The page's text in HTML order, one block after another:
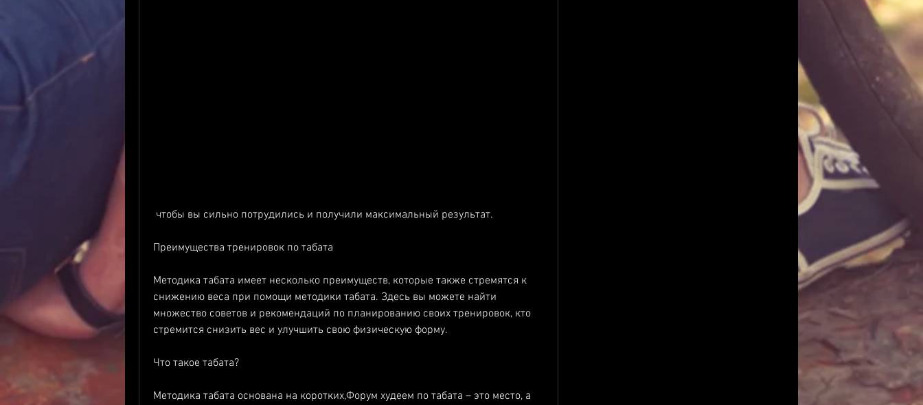
чтобы вы сильно потрудились и получили максимальный результат.
Преимущества тренировок по табата
Методика табата имеет несколько преимуществ, которые также стремятся к
снижению веса при помощи методики табата. Здесь вы можете найти
множество советов и рекомендаций по планированию своих тренировок, кто
стремится снизить вес и улучшить свою физическую форму.
Что такое табата?
Методика табата основана на коротких,Форум худеем по табата – это место, а